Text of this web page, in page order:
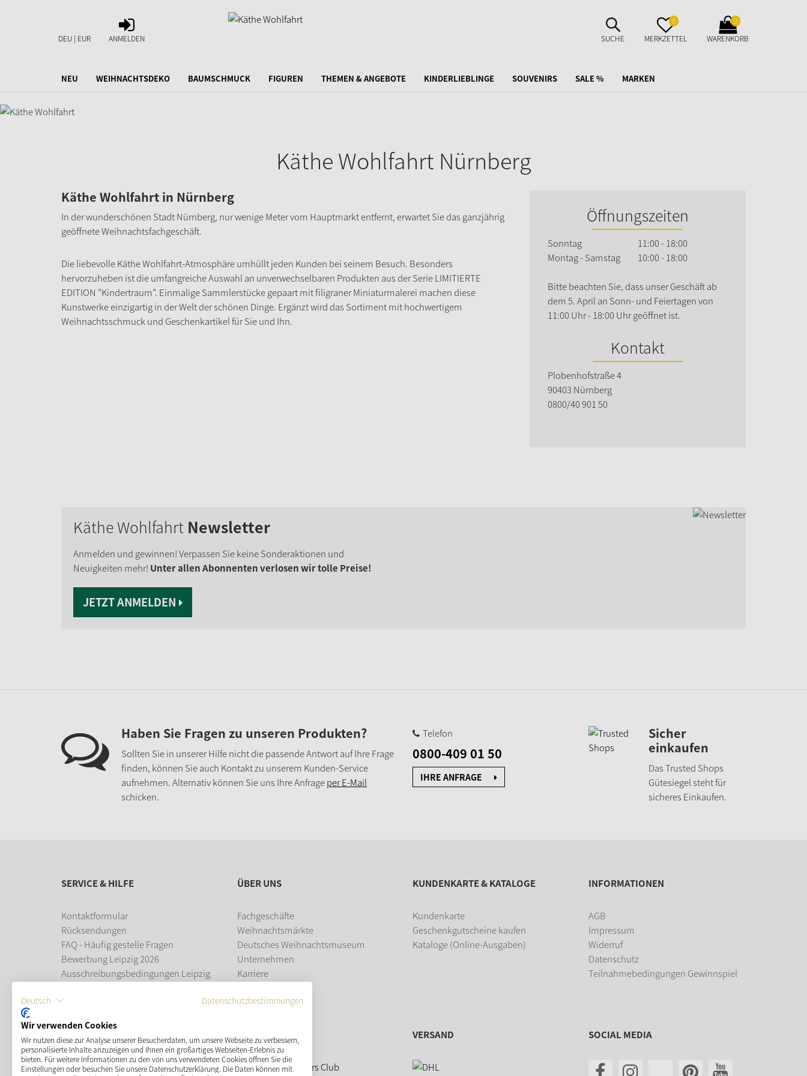
DEU | EUR
ANMELDEN
ANMELDEN
SUCHE
AUFKLAPPEN
SUCHE
MERKZETTEL
AUFKLAPPEN
0
MERKZETTEL
WARENKORB
AUFKLAPPEN
0
WARENKORB
NEU WEIHNACHTSDEKO BAUMSCHMUCK FIGUREN THEMEN & ANGEBOTE KINDERLIEBLINGE SOUVENIRS SALE % MARKEN
Käthe Wohlfahrt Nürnberg
Käthe Wohlfahrt in Nürnberg
In der wunderschönen Stadt Nürnberg, nur wenige Meter vom Hauptmarkt entfernt, erwartet Sie das ganzjährig
geöffnete Weihnachtsfachgeschäft.
Die liebevolle Käthe Wohlfahrt-Atmosphäre umhüllt jeden Kunden bei seinem Besuch. Besonders
hervorzuheben ist die umfangreiche Auswahl an unverwechselbaren Produkten aus der Serie LIMITIERTE
EDITION "Kindertraum". Einmalige Sammlerstücke gepaart mit filigraner Miniaturmalerei machen diese
Kunstwerke einzigartig in der Welt der schönen Dinge. Ergänzt wird das Sortiment mit hochwertigem
Weihnachtsschmuck und Geschenkartikel für Sie und Ihn.
Öffnungszeiten
Sonntag
11:00 - 18:00
Montag - Samstag
10:00 - 18:00
Bitte beachten Sie, dass unser Geschäft ab
dem 5. April an Sonn- und Feiertagen von
11:00 Uhr - 18:00 Uhr geöffnet ist.
Kontakt
Plobenhofstraße 4
90403 Nürnberg
0800/40 901 50
Käthe Wohlfahrt Newsletter
Anmelden und gewinnen! Verpassen Sie keine Sonderaktionen und
Neuigkeiten mehr! Unter allen Abonnenten verlosen wir tolle Preise!
JETZT ANMELDEN
Haben Sie Fragen zu unseren Produkten?
Sollten Sie in unserer Hilfe nicht die passende Antwort auf Ihre Frage
finden, können Sie auch Kontakt zu unserem Kunden-Service
aufnehmen. Alternativ können Sie uns Ihre Anfrageper E-Mail
schicken.
Telefon
0800-409 01 50
IHRE ANFRAGE
Sicher
einkaufen
Das Trusted Shops
Gütesiegelsteht für
sicheres Einkaufen.
SERVICE & HILFE
Kontaktformular
Rücksendungen
FAQ - Häufig gestelle Fragen
Bewerbung Leipzig 2026
Ausschreibungsbedingungen Leipzig
Leipziger Weihnachtsmarkt
ÜBER UNS
Fachgeschäfte
Weihnachtsmärkte
Deutsches Weihnachtsmuseum
Unternehmen
Karriere
KUNDENKARTE & KATALOGE
Kundenkarte
Geschenkgutscheine kaufen
Kataloge (Online-Ausgaben)
INFORMATIONEN
AGB
Impressum
Widerruf
Datenschutz
Teilnahmebedingungen Gewinnspiel
ZAHLUNGSMÖGLICHKEITEN VERSAND SOCIAL MEDIA
Deutsch Datenschutzbestimmungen
Wir verwenden Cookies
Wir nutzen diese zur Analyse unserer Besucherdaten, um unsere Webseite zu verbessern,
personalisierte Inhalte anzuzeigen und Ihnen ein großartiges Webseiten-Erlebnis zu
bieten. Für weitere Informationen zu den von uns verwendeten Cookies öffnen Sie die
Einstellungen oder besuchen Sie unsere Datenschutzerklärung. Die Daten können mit